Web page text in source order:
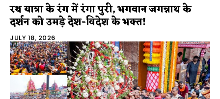
रथ यात्रा के रंग में रंगा पुरी, भगवान जगन्नाथ के
दर्शन को उमड़े देश-विदेश के भक्त!
JULY 18, 2026